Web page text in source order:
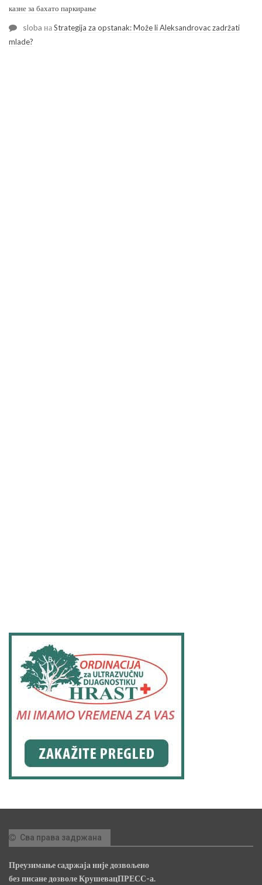
казне за бахато паркирање
sloba наStrategija za opstanak: Može li Aleksandrovac zadržati
mlade?
Сва права задржана
Преузимање садржаја није дозвољено
без писане дозволе КрушевацПРЕСС-а.